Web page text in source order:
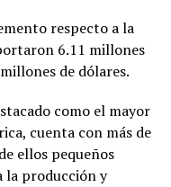
respecto a la
6.11 millones
de dólares.
como el mayor
cuenta con más de
ellos pequeños
la producción y